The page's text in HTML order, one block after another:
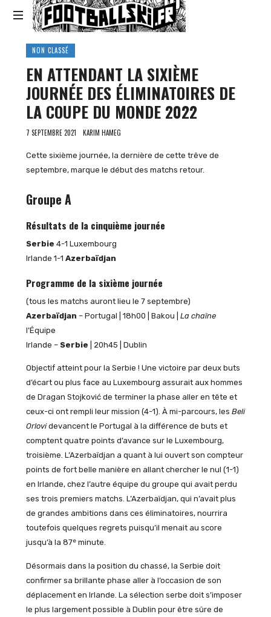
Footballski
Le
football
d'Europe
centrale
et
d'Europe
l'Est
NON CLASSÉ
EN ATTENDANT LA SIXIÈME
JOURNÉE DES ÉLIMINATOIRES DE
LA COUPE DU MONDE 2022
7 SEPTEMBRE 2021 KARIM HAMEG
Cette sixième journée, la dernière de cette trêve de
septembre, marque le début des matchs retour.
Groupe A
Résultats de la cinquième journée
Serbie 4-1 Luxembourg
Irlande 1-1 Azerbaïdjan
Programme de la sixième journée
(tous les matchs auront lieu le 7 septembre)
Azerbaïdjan – Portugal | 18h00 | Bakou | La chaîne
l’Équipe
Irlande – Serbie | 20h45 | Dublin
Objectif atteint pour la Serbie ! Une victoire par deux buts
d’écart ou plus face au Luxembourg assurait aux hommes
de Dragan Stojković de terminer la phase aller en tête et
ceux-ci ont rempli leur mission (4-1). À mi-parcours, les Beli
Orlovidevancent le Portugal à la différence de buts et
comptent quatre points d’avance sur le Luxembourg,
troisième. L’Azerbaïdjan a quant à lui ouvert son compteur
points de fort belle manière en allant chercher le nul (1-1)
en Irlande, chez l’autre équipe du groupe qui avait perdu
ses trois premiers matchs. L’Azerbaïdjan, qui n’avait plus
de grandes ambitions dans ces éliminatoires, nourrira
toutefois quelques regrets puisqu’il menait au score
jusqu’à la 87eminute.
Désormais dans la position du chassé, la Serbie doit
confirmer sa brillante phase aller à l’occasion de son
déplacement en Irlande. La sélection serbe doit s’imposer
le plus largement possible à Dublin pour être sûre de